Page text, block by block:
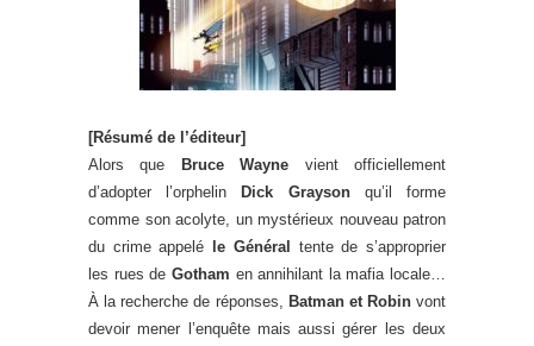
[Résumé de l’éditeur]
Alors que
Bruce Wayne vient officiellement
d’adopter l’orphelin
Dick Graysonqu’il forme
comme son acolyte, un mystérieux nouveau patron
du crime appelé
le Général
tente de s’approprier
les rues de Gotham en annihilant la mafia locale…
À la recherche de réponses, Batman et Robinvont
devoir mener l’enquête mais aussi gérer les deux